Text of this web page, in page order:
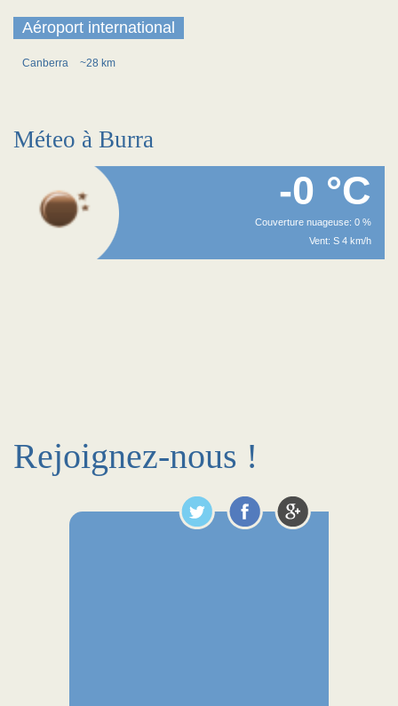
Aéroport international
Canberra ~28 km
Méteo à Burra
-0 °C
Couverture nuageuse: 0 %
Vent: S 4 km/h
Rejoignez-nous !